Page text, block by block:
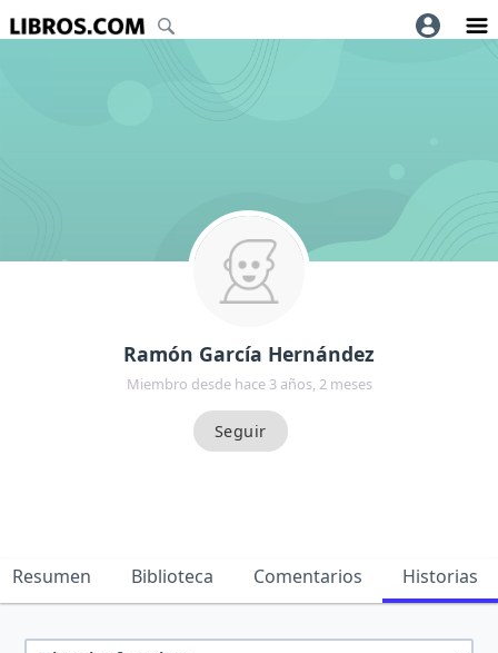
Ramón García Hernández
Miembro desde hace 3 años, 2 meses
Resumen Biblioteca Comentarios Historias